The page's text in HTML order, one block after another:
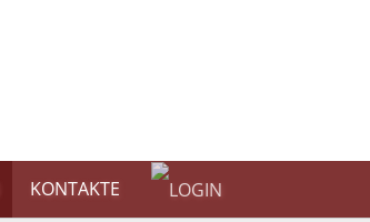
KONTAKTE